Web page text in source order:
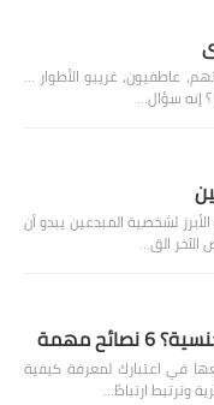
عاطفيون، غريبو الأطوار ...
إنه سؤال…
لشخصية المبدعين يبدو أن
الآخر الق…
مهمة
في اعتبارك لمعرفة كيفية
وترتبط ارتباطً…